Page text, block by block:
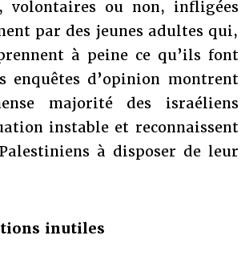
volontaires ou non, infligées
par des jeunes adultes qui,
à peine ce qu’ils font
enquêtes d’opinion montrent
majorité des israéliens
instable et reconnaissent
à disposer de leur
inutiles